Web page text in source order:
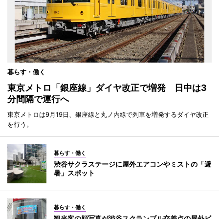
暮らす・働く
東京メトロ「銀座線」ダイヤ改正で増発 日中は3
分間隔で運行へ
東京メトロは9月19日、銀座線と丸ノ内線で列車を増発するダイヤ改正
を行う。
暮らす・働く
渋谷サクラステージに屋外エアコンやミストの「避
暑」スポット
暮らす・働く